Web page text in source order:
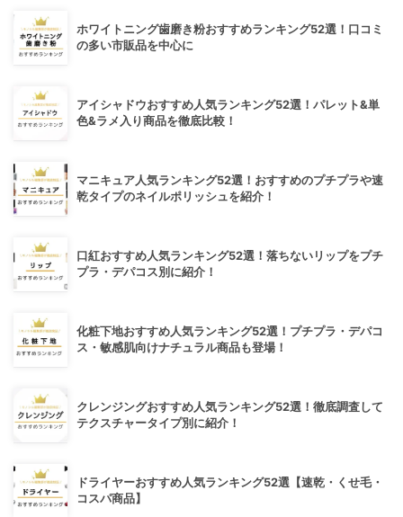
ホワイトニング歯磨き粉おすすめランキング52選！口コミ
の多い市販品を中心に
アイシャドウおすすめ人気ランキング52選！パレット&単
色&ラメ入り商品を徹底比較！
マニキュア人気ランキング52選！おすすめのプチプラや速
乾タイプのネイルポリッシュを紹介！
口紅おすすめ人気ランキング52選！落ちないリップをプチ
プラ・デパコス別に紹介！
化粧下地おすすめ人気ランキング52選！プチプラ・デパコ
ス・敏感肌向けナチュラル商品も登場！
クレンジングおすすめ人気ランキング52選！徹底調査して
テクスチャータイプ別に紹介！
ドライヤーおすすめ人気ランキング52選【速乾・くせ毛・
コスパ商品】